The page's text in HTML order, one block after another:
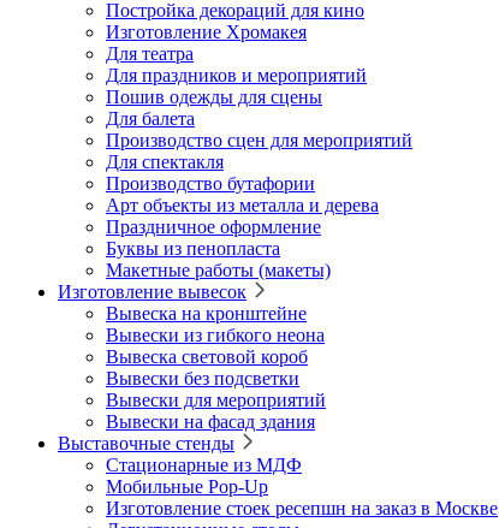
Постройка декораций для кино
Изготовление Хромакея
Для театра
Для праздников и мероприятий
Пошив одежды для сцены
Для балета
Производство сцен для мероприятий
Для спектакля
Производство бутафории
Арт объекты из металла и дерева
Праздничное оформление
Буквы из пенопласта
Макетные работы (макеты)
Изготовление вывесок
Вывеска на кронштейне
Вывески из гибкого неона
Вывеска световой короб
Вывески без подсветки
Вывески для мероприятий
Вывески на фасад здания
Выставочные стенды
Стационарные из МДФ
Мобильные Pop-Up
Изготовление стоек ресепшн на заказ в Москве